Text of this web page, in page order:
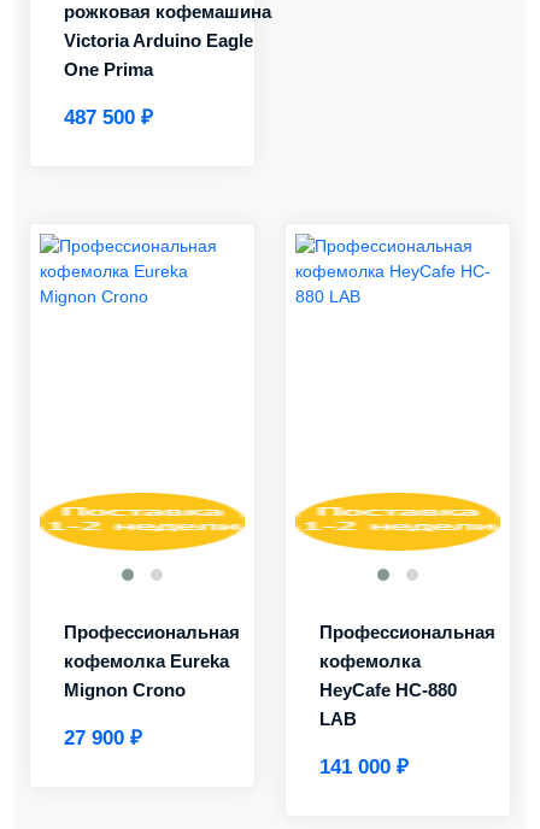
рожковая кофемашина
Victoria Arduino Eagle
One Prima
487 500 ₽
Профессиональная
кофемолка Eureka
Mignon Crono
27 900 ₽
Профессиональная
кофемолка
HeyCafe HC-880
LAB
141 000 ₽